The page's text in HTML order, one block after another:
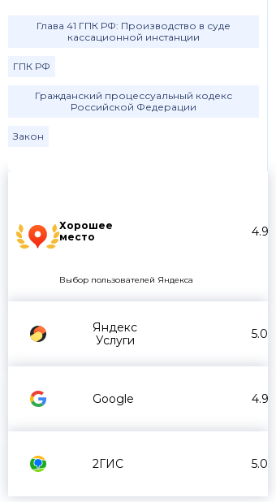
Хорошее
место
4.9
Выбор пользователей Яндекса
Яндекс
Услуги
5.0
Google 4.9
2ГИС 5.0
Глава 41 ГПК РФ: Производство в суде
кассационной инстанции
ГПК РФ
Гражданский процессуальный кодекс
Российской Федерации
Закон